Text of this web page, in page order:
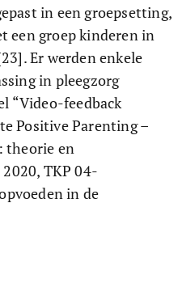
in een groepsetting,
een groep kinderen in
Er werden enkele
in pleegzorg
“Video-feedback
Positive Parenting –
theorie en
TKP 04-
in de